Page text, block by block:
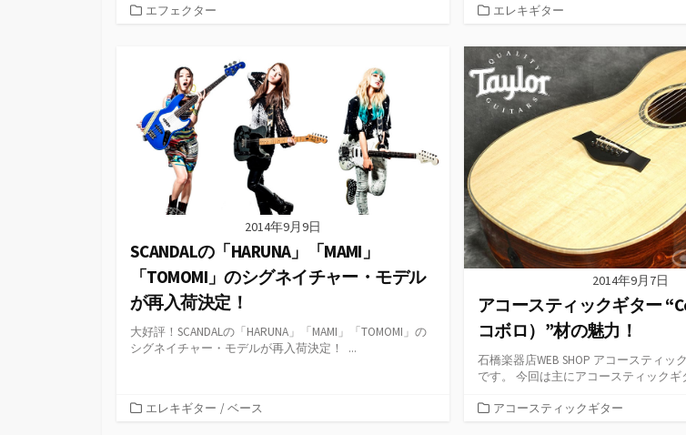
カエフェクター
カ
ゴ
リ
ー
エレキギター
2014年9月9日
SCANDALの「HARUNA」「MAMI」
「TOMOMI」のシグネイチャー・モデル
が再入荷決定！
大好評！SCANDALの「HARUNA」「MAMI」「TOMOMI」の
シグネイチャー・モデルが再入荷決定！ ...
カエレキギター / ベース
2014年9月7日
アコースティックギター
コボロ）”材の魅力！
石橋楽器店WEB SHOP アコースティッ
です。 今回は主にアコースティックギ
カアコースティックギター